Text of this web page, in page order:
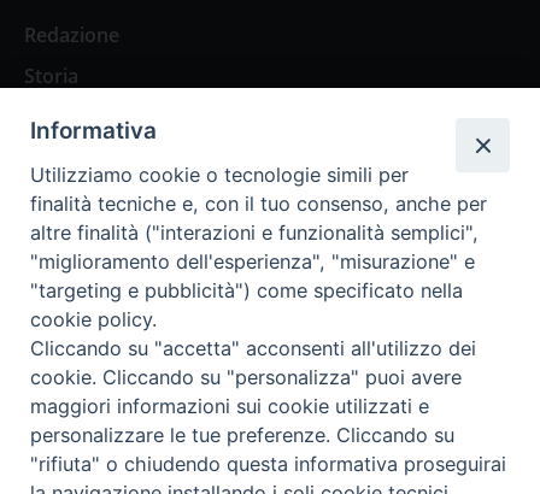
Redazione
Storia
Abbonamenti
Abbonamento Annuale Digitale
Abbonamento Annuale Cartaceo
Abbonamento Singola Copia Digitale
Redazione: Pavia, Piazza Duomo 11 - tel. 0382.24736 -
amministrazione@ilticino.it - repossi@ilticino.it - P.
Informativa
Utilizziamo cookie o tecnologie simili per
finalità tecniche e, con il tuo consenso, anche per
altre finalità ("interazioni e funzionalità semplici",
"miglioramento dell'esperienza", "misurazione" e
"targeting e pubblicità") come specificato nella
cookie policy.
Cliccando su "accetta" acconsenti all'utilizzo dei
cookie. Cliccando su "personalizza" puoi avere
maggiori informazioni sui cookie utilizzati e
personalizzare le tue preferenze. Cliccando su
"rifiuta" o chiudendo questa informativa proseguirai